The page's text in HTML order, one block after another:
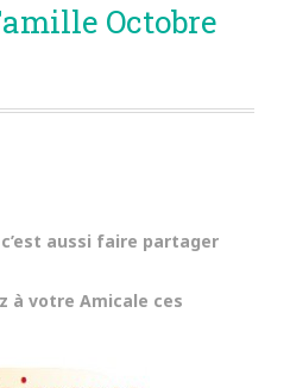
Octobre
aussi faire partager
à votre Amicale ces